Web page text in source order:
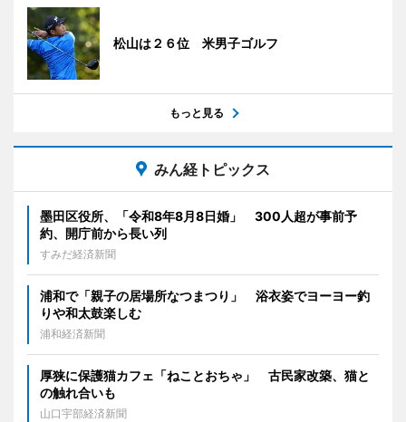
松山は２６位 米男子ゴルフ
もっと見る
みん経トピックス
墨田区役所、「令和8年8月8日婚」 300人超が事前予
約、開庁前から長い列
すみだ経済新聞
浦和で「親子の居場所なつまつり」 浴衣姿でヨーヨー釣
りや和太鼓楽しむ
浦和経済新聞
厚狭に保護猫カフェ「ねことおちゃ」 古民家改築、猫と
の触れ合いも
山口宇部経済新聞